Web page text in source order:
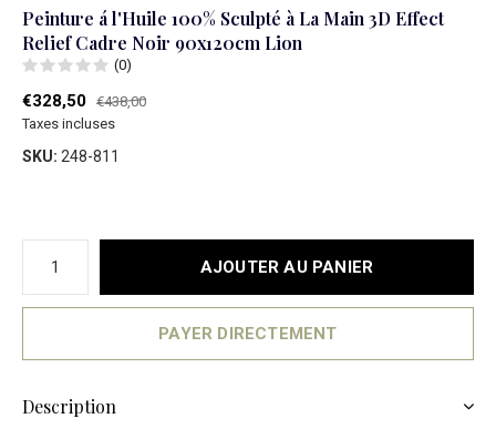
Peinture á l'Huile 100% Sculpté à La Main 3D Effect
Relief Cadre Noir 90x120cm Lion
(0)
€328,50 €438,00
Taxes incluses
SKU: 248-811
AJOUTER AU PANIER
PAYER DIRECTEMENT
Description